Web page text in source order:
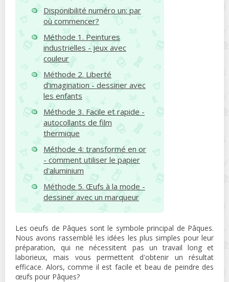
Disponibilité numéro un: par
où commencer?
Méthode 1. Peintures
industrielles - jeux avec
couleur
Méthode 2. Liberté
d'imagination - dessiner avec
les enfants
Méthode 3. Facile et rapide -
autocollants de film
thermique
Méthode 4: transformé en or
- comment utiliser le papier
d'aluminium
Méthode 5. Œufs à la mode -
dessiner avec un marqueur
Les oeufs de Pâques sont le symbole principal de Pâques.
Nous avons rassemblé les idées les plus simples pour leur
préparation, qui ne nécessitent pas un travail long et
laborieux, mais vous permettent d'obtenir un résultat
efficace. Alors, comme il est facile et beau de peindre des
œufs pour Pâques?